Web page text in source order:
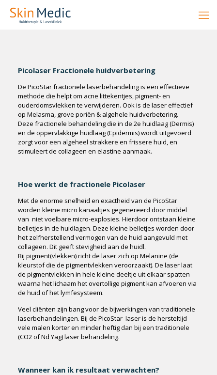
Picolaser Fractionele huidverbetering
De PicoStar fractionele laserbehandeling is een effectieve
methode die helpt om acne littekentjes, pigment- en
ouderdomsvlekken te verwijderen. Ook is de laser effectief
op Melasma, grove poriën & algehele huidverbetering.
Deze fractionele behandeling die in de 2e huidlaag (Dermis)
en de oppervlakkige huidlaag (Epidermis) wordt uitgevoerd
zorgt voor een algeheel strakkere en frissere huid, en
stimuleert de collageen en elastine aanmaak.
Hoe werkt de fractionele Picolaser
Met de enorme snelheid en exactheid van de PicoStar
worden kleine micro kanaaltjes gegenereerd door middel
van niet voelbare micro-explosies. Hierdoor ontstaan kleine
belletjes in de huidlagen. Deze kleine belletjes worden door
het zelfherstellend vermogen van de huid aangevuld met
collageen. Dit geeft stevigheid aan de huidl.
Bij pigment(vlekken) richt de laser zich op Melanine (de
kleurstof die de pigmentvlekken veroorzaakt). De laser laat
de pigmentvlekken in hele kleine deeltje uit elkaar spatten
waarna het lichaam het overtollige pigment kan afvoeren via
de huid of het lymfesysteem.
Veel cliënten zijn bang voor de bijwerkingen van traditionele
laserbehandelingen. Bij de PicoStar laser is de hersteltijd
vele malen korter en minder heftig dan bij een traditionele
(CO2 of Nd Yag) laser behandeling.
Wanneer kan ik resultaat verwachten?